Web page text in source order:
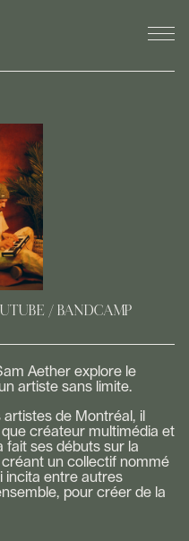
BANDCAMP
Aether explore le
artiste sans limite.
de Montréal, il
créateur multimédia et
fait ses débuts sur la
un collectif nommé
incita entre autres
pour créer de la